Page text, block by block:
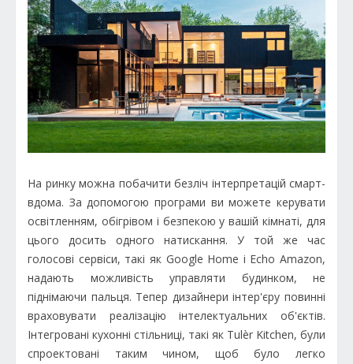
На ринку можна побачити безліч інтерпретацій смарт-
вдома. За допомогою програми ви можете керувати
освітленням, обігрівом і безпекою у вашій кімнаті, для
цього досить одного натискання. У той же час
голосові сервіси, такі як Google Home і Echo Amazon,
надають можливість управляти будинком, не
піднімаючи пальця. Тепер дизайнери інтер'єру повинні
враховувати реалізацію інтелектуальних об'єктів.
Інтегровані кухонні стільниці, такі як Tulèr Kitchen, були
спроектовані таким чином, щоб було легко